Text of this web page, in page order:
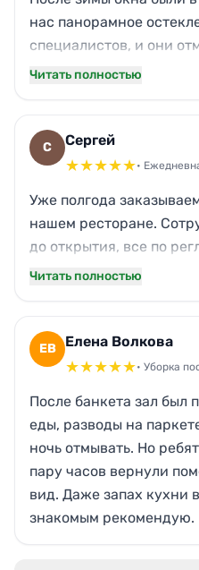
нас панорамное
специалистов, и они
прозрачности. Теперь в
персоналу. Я в
Читать полностью
С Сергей
★★★★★•
Уже полгода
нашем ресторане.
до открытия, все по
зал. Периодически
команда.
Читать полностью
ЕВ Елена Волкова
★★★★★• Уборка
После банкета зал был
еды, разводы на
ночь отмывать. Но
пару часов вернули
вид. Даже запах кухни
знакомым рекомендую.